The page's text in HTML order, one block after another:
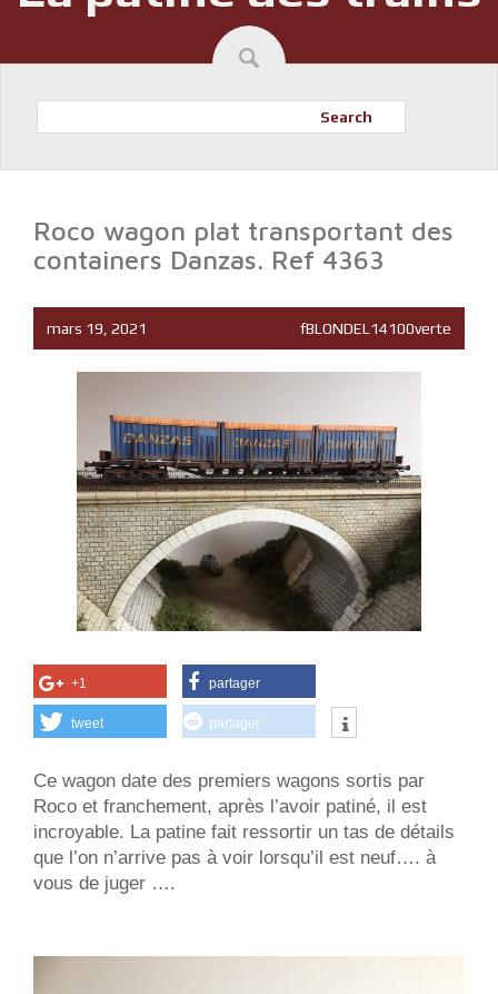
Search
Roco wagon plat transportant des
containers Danzas. Ref 4363
mars 19, 2021 fBLONDEL14100verte
+1 partager
tweet partager
Ce wagon date des premiers wagons sortis par
Roco et franchement, après l’avoir patiné, il est
incroyable. La patine fait ressortir un tas de détails
que l’on n’arrive pas à voir lorsqu’il est neuf…. à
vous de juger ….